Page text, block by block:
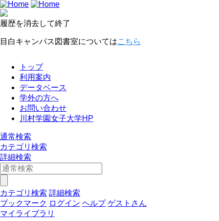
履歴を消去して終了
目白キャンパス図書室についてはこちら
トップ
利用案内
データベース
学外の方へ
お問い合わせ
川村学園女子大学HP
通常検索
カテゴリ検索
詳細検索
カテゴリ検索 詳細検索
ブックマーク ログイン ヘルプ ゲストさん
マイライブラリ